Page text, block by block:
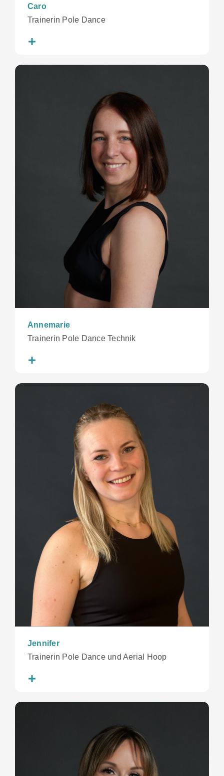
Caro
Trainerin Pole Dance
Annemarie
Trainerin Pole Dance Technik
Jennifer
Trainerin Pole Dance und Aerial Hoop